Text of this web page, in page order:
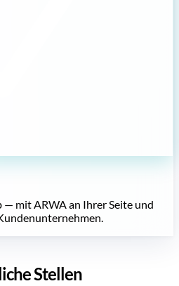
— mit ARWA an Ihrer Seite und
Stellen